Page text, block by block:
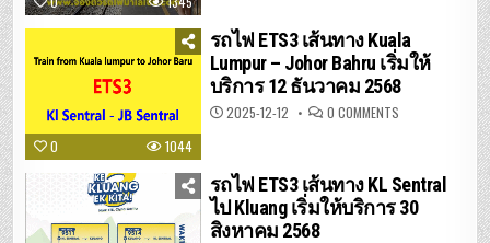
–
JB
SENTRAL
เริ่ม
ให้
บริการ
0 1044
รถไฟ ETS3 เส้นทาง Kuala
Lumpur – Johor Bahru เริ่มให้
บริการ 12 ธันวาคม 2568
2025-12-12 0 COMMENTSON
รถไฟ
KUALA
LUMPUR
–
JOHOR
รถไฟ ETS3 เส้นทาง KL Sentral
ไป Kluang เริ่มให้บริการ 30
สิงหาคม 2568